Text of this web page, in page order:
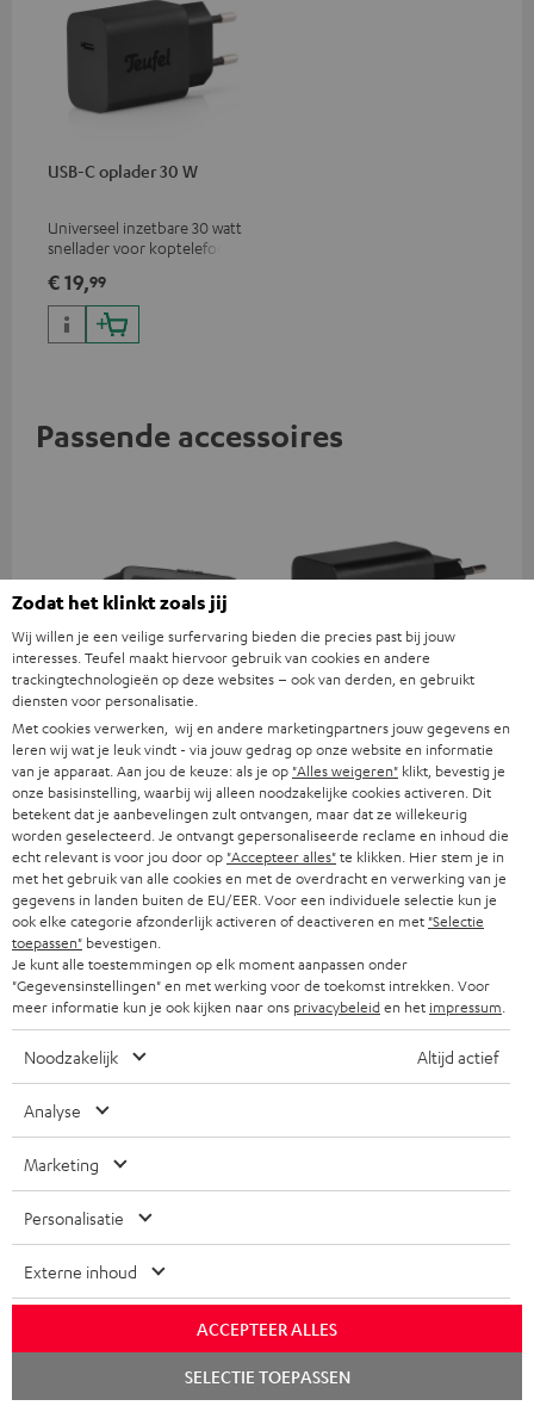
USB-C oplader 30 W
Universeel inzetbare 30 watt
snellader voor koptelefoons,
iPhones, Android
smartphones, tablets en USB-
C-apparaten
€ 19,99
Passende accessoires
BOOMSTER Bag
Stijlvolle & robuuste
transporttas met draagriem
voor de BOOMSTER 4 en
BOOMSTER Special Editions
€ 49,99
USB-C oplader 60 W
Universele 60 W snellader met
twee poorten (USB-C 60 W /
USB 7,5 W), ideaal voor
koptelefoons, laptops en
andere USB-C-apparaten tot
60 W
€ 29,99
Inhoud levering
BOOMSTER 4
1 × BOOMSTER 4 afstandsbediening – Zwart
1 × USB-C kabel
Zodat het klinkt zoals jij
Wij willen je een veilige surfervaring bieden die precies past bij jouw
interesses. Teufel maakt hiervoor gebruik van cookies en andere
trackingtechnologieën op deze websites – ook van derden, en gebruikt
diensten voor personalisatie.
Met cookies verwerken, wij en andere marketingpartners jouw gegevens en
leren wij wat je leuk vindt - via jouw gedrag op onze website en informatie
van je apparaat. Aan jou de keuze: als je op "Alles weigeren" klikt, bevestig je
onze basisinstelling, waarbij wij alleen noodzakelijke cookies activeren. Dit
betekent dat je aanbevelingen zult ontvangen, maar dat ze willekeurig
worden geselecteerd. Je ontvangt gepersonaliseerde reclame en inhoud die
echt relevant is voor jou door op "Accepteer alles"te klikken. Hier stem je in
met het gebruik van alle cookies en met de overdracht en verwerking van je
gegevens in landen buiten de EU/EER. Voor een individuele selectie kun je
ook elke categorie afzonderlijk activeren of deactiveren en met "Selectie
toepassen" bevestigen.
Je kunt alle toestemmingen op elk moment aanpassen onder
"Gegevensinstellingen" en met werking voor de toekomst intrekken. Voor
meer informatie kun je ook kijken naar ons privacybeleiden het impressum
Noodzakelijk Altijd actief
Analyse
Marketing
Personalisatie
Externe inhoud
ACCEPTEER ALLES
SELECTIE TOEPASSEN